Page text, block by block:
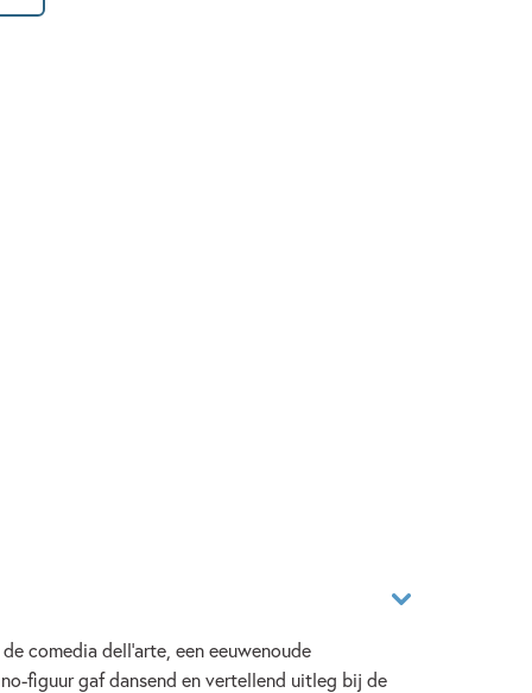
comedia dell’arte, een eeuwenoude
figuur gaf dansend en vertellend uitleg bij de